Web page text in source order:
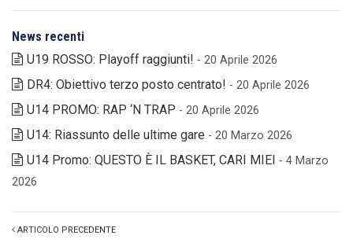
News recenti
U19 ROSSO: Playoff raggiunti! - 20 Aprile 2026
DR4: Obiettivo terzo posto centrato! - 20 Aprile 2026
U14 PROMO: RAP ‘N TRAP - 20 Aprile 2026
U14: Riassunto delle ultime gare - 20 Marzo 2026
U14 Promo: QUESTO È IL BASKET, CARI MIEI - 4 Marzo
2026
ARTICOLO PRECEDENTE